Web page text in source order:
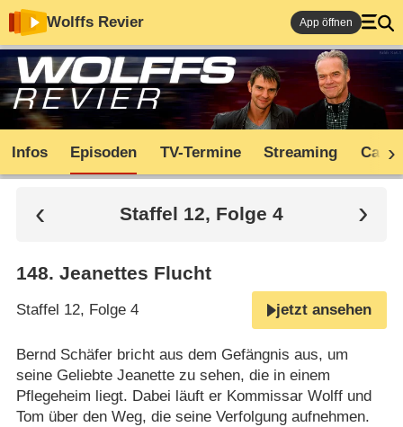
Wolffs Revier App öffnen
Infos Episoden TV-Termine Streaming Cast
Staffel 12, Folge 4
148. Jeanettes Flucht
Staffel 12, Folge 4 jetzt ansehen
Bernd Schäfer bricht aus dem Gefängnis aus, um
seine Geliebte Jeanette zu sehen, die in einem
Pflegeheim liegt. Dabei läuft er Kommissar Wolff und
Tom über den Weg, die seine Verfolgung aufnehmen.